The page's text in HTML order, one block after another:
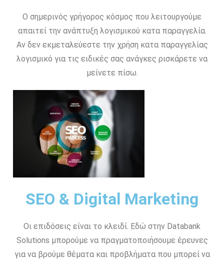
Ο σημερινός γρήγορος κόσμος που λειτουργούμε
απαιτεί την ανάπτυξη λογισμικού κατα παραγγελία.
Αν δεν εκμεταλεύεστε την χρήση κατα παραγγελίας
λογισμικό για τις ειδικές σας ανάγκες ρισκάρετε να
μείνετε πίσω.
SEO & Digital Marketing
Οι επιδόσεις είναι το κλειδί. Εδώ στην Databank
Solutions μπορούμε να πραγματοποιήσουμε έρευνες
για να βρούμε θέματα και προβλήματα που μπορεί να